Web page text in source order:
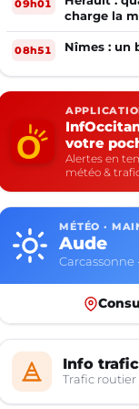
09h01
charge la
08h51 Nîmes : un
votre
Alertes en
météo &
MÉTÉO ·
Aude
Carcassonne
Info trafic
Trafic